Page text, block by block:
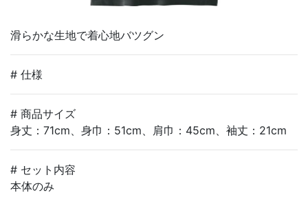
滑らかな生地で着心地バツグン
# 仕様
# 商品サイズ
身丈：71cm、身巾：51cm、肩巾：45cm、袖丈：21cm
# セット内容
本体のみ